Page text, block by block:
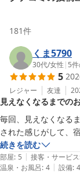
181件
くま5790
30代/女性 | 5
5
レジャー 友達
見えなくなるまでの
毎回、見えなくなる
された感じがして、
続きを読む
部屋: 5 | 接客・サービス
温泉・お風呂: 4 | 設備: 4